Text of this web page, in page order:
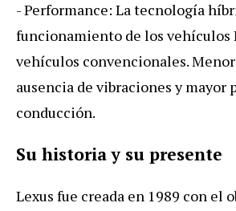
- Performance: La tecnología
funcionamiento de los vehículos
vehículos convencionales.
ausencia de vibraciones y mayor
conducción.
Su historia y su presente
Lexus fue creada en 1989 con el